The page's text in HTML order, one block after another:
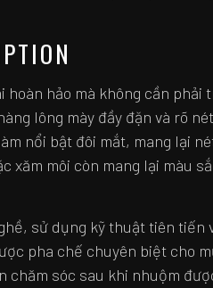
hảo mà không cần phải
lông mày đầy đặn và rõ
nổi bật đôi mắt, mang lại
xăm môi còn mang lại màu
sử dụng kỹ thuật tiên tiến
pha chế chuyên biệt cho
chăm sóc sau khi nhuộm